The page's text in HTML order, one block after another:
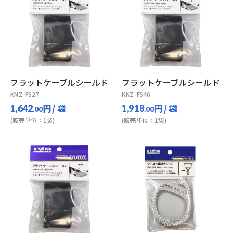
フラットケーブルシールド
KNZ-FS27
1,642.00円/ 袋
(販売単位：1袋)
フラットケーブルシールド
KNZ-FS46
1,918.00円/ 袋
(販売単位：1袋)